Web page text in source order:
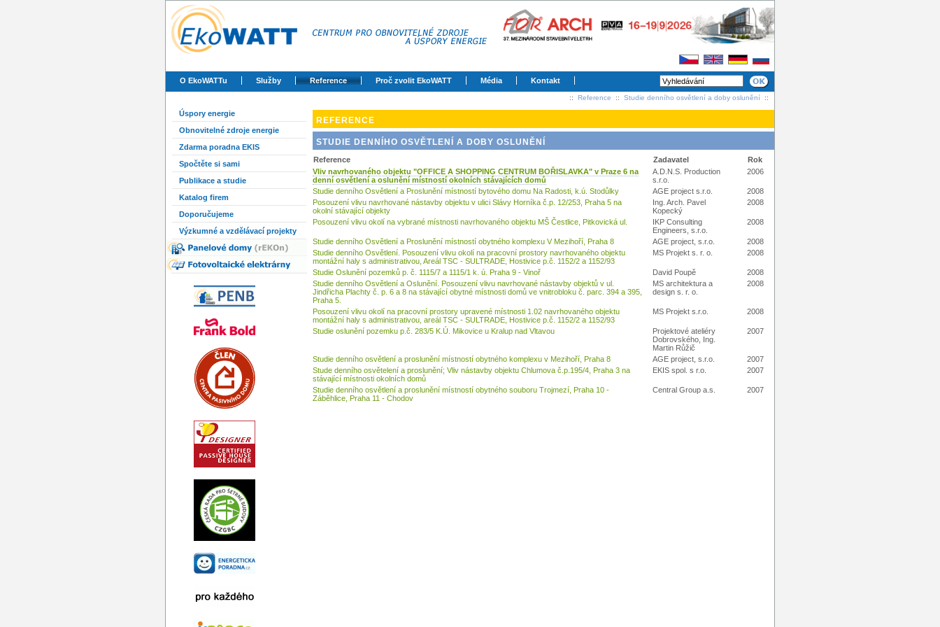
O EkoWATTu Služby Reference Proč zvolit EkoWATT Média Kontakt
:: Reference :: Studie denního osvětlení a doby oslunění ::
Úspory energie
Obnovitelné zdroje energie
Zdarma poradna EKIS
Spočtěte si sami
Publikace a studie
Katalog firem
Doporučujeme
Výzkumné a vzdělávací projekty
REFERENCE
STUDIE DENNÍHO OSVĚTLENÍ A DOBY OSLUNĚNÍ
Reference Zadavatel
Rok
Vliv navrhovaného objektu "OFFICE A SHOPPING CENTRUM BOŘISLAVKA" v Praze 6 na
denní osvětlení a oslunění místností okolních stávajících domů
A.D.N.S. Production
s.r.o.
2006
Studie denního Osvětlení a Proslunění místností bytového domu Na Radosti, k.ú. Stodůlky AGE project s.r.o.
2008
Posouzení vlivu navrhované nástavby objektu v ulici Slávy Horníka č.p. 12/253, Praha 5 na
okolní stávající objekty
Ing. Arch. Pavel
Kopecký
2008
Posouzení vlivu okolí na vybrané místnosti navrhovaného objektu MŠ Čestlice, Pitkovická ul.
IKP Consulting
Engineers, s.r.o.
2008
Studie denního Osvětlení a Proslunění místností obytného komplexu V Mezihoří, Praha 8 AGE project, s.r.o.
2008
Studie denního Osvětlení. Posouzení vlivu okolí na pracovní prostory navrhovaného objektu
montážní haly s administrativou, Areál TSC - SULTRADE, Hostivice p.č. 1152/2 a 1152/93
MS Projekt s. r. o. 2008
Studie Oslunění pozemků p. č. 1115/7 a 1115/1 k. ú. Praha 9 - Vinoř David Poupě
2008
Studie denního Osvětlení a Oslunění. Posouzení vlivu navrhované nástavby objektů v ul.
Jindřicha Plachty č. p. 6 a 8 na stávající obytné místnosti domů ve vnitrobloku č. parc. 394 a 395,
Praha 5.
MS architektura a
design s. r. o.
2008
Posouzení vlivu okolí na pracovní prostory upravené místnosti 1.02 navrhovaného objektu
montážní haly s administrativou, areál TSC - SULTRADE, Hostivice p.č. 1152/2 a 1152/93
MS Projekt s.r.o. 2008
Studie oslunění pozemku p.č. 283/5 K.Ú. Mikovice u Kralup nad Vltavou
Projektové ateliéry
Dobrovského, Ing.
Martin Růžič
2007
Studie denního osvětlení a proslunění místností obytného komplexu v Mezihoří, Praha 8 AGE project, s.r.o.
2007
Stude denního osvětelení a proslunění; Vliv nástavby objektu Chlumova č.p.195/4, Praha 3 na
stávající místnosti okolních domů
EKIS spol. s r.o. 2007
Studie denního osvětlení a proslunění místností obytného souboru Trojmezí, Praha 10 -
Záběhlice, Praha 11 - Chodov
Central Group a.s. 2007